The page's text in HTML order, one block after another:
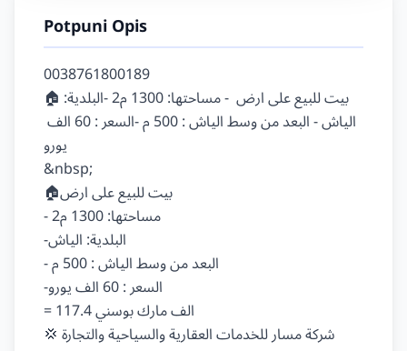
Potpuni Opis
0038761800189
🏠بيت للبيع على ارض  - مساحتها: 1300 م2 -البلدية:
يورو
&nbsp;
🏠بيت للبيع على ارض
- مساحتها: 1300 م2
-البلدية: الياش
- البعد من وسط الياش : 500 م
-السعر : 60 الف يورو
= 117.4 الف مارك بوسني
💢شركة مسار للخدمات العقارية والسياحية والتجارة